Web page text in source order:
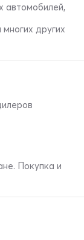
автомобилей,
других
Покупка и